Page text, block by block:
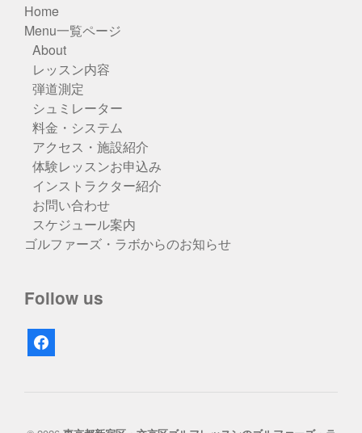
Home
Menu一覧ページ
About
レッスン内容
弾道測定
シュミレーター
料金・システム
アクセス・施設紹介
体験レッスンお申込み
インストラクター紹介
お問い合わせ
スケジュール案内
ゴルファーズ・ラボからのお知らせ
Follow us
facebook